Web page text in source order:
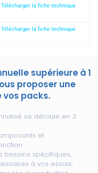
Télécharger la fiche technique
Télécharger la fiche technique
supérieure à 1
proposer une
vos packs.
se déroule en 3
et
besoins spécifiques,
à vos essais,